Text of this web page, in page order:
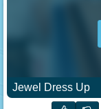
Jewel Dress Up